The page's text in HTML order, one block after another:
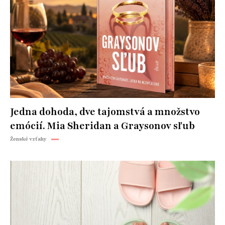
Jedna dohoda, dve tajomstvá a množstvo
emócií. Mia Sheridan a Graysonov sľub
Ženské vzťahy